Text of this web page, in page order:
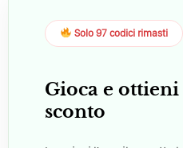
Solo 97 codici rimasti
Gioca e
sconto